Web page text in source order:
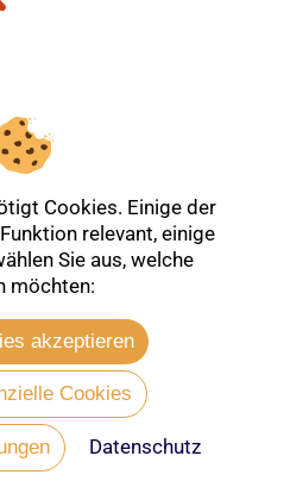
mehr über die Ev.
Cookies. Einige der
relevant, einige
Sie aus, welche
möchten:
akzeptieren
Cookies
Datenschutz